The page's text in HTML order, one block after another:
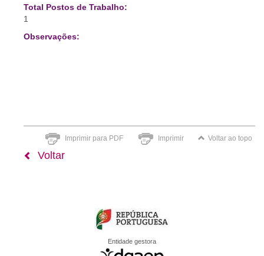
Total Postos de Trabalho:
1
Observações:
Imprimir para PDF Imprimir Voltar ao topo
Voltar
Entidade gestora